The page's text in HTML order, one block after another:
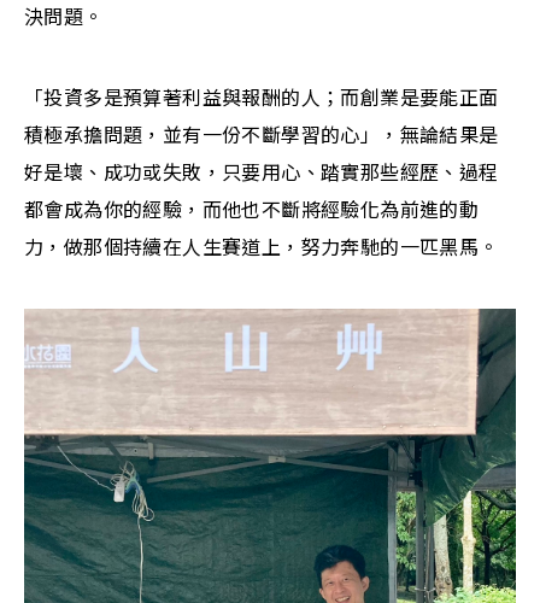
決問題。
「投資多是預算著利益與報酬的人；而創業是要能正面
積極承擔問題，並有一份不斷學習的心」，無論結果是
好是壞、成功或失敗，只要用心、踏實那些經歷、過程
都會成為你的經驗，而他也不斷將經驗化為前進的動
力，做那個持續在人生賽道上，努力奔馳的一匹黑馬。